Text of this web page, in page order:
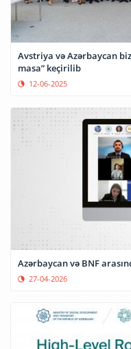
Avstriya və Azərbaycan
masa” keçirilib
12-06-2025
Azərbaycan və BNF
27-04-2026